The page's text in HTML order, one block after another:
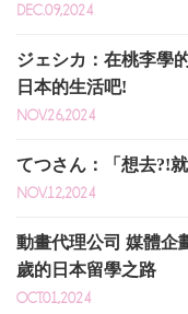
DEC.09,2024
ジェシカ：在桃李學
日本的生活吧!
NOV.26,2024
てつさん：「想去?!就
NOV.12,2024
動畫代理公司 媒體企
歲的日本留學之路
OCT.01,2024